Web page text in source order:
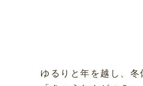
ゆるりと年を越し、